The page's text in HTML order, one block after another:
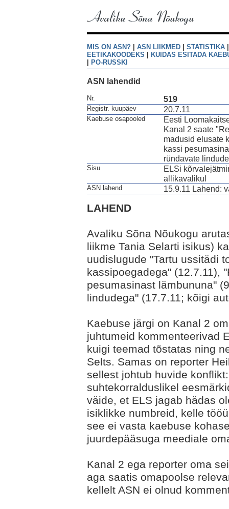
MIS ON ASN? ASN LIIKMED STATISTIKA
EETIKAKOODEKS
KUIDAS ESITADA
PO-RUSSKI
ASN lahendid
Nr. 519
Registr. kuupäev 20.7.11
Kaebuse osapooled
Eesti
Kanal 2 saate
madusid elusate
kassi
ründavate
Sisu
ELSi
allikavalikul
ASN lahend 15.9.11 Lahend:
LAHEND
Avaliku Sõna Nõukogu
liikme Tania Selarti isikus)
uudislugude "Tartu ussitädi
kassipoegadega" (12.7.11),
pesumasinast lämbununa"
lindudega" (17.7.11; kõigi
Kaebuse järgi on Kanal 2
juhtumeid kommenteerivad
kuigi teemad tõstatas ning
Selts. Samas on reporter
sellest johtub huvide
suhtekorralduslikel
väide, et ELS jagab hädas
isiklikke numbreid, kelle
see ei vasta kaebuse
juurdepääsuga meediale
Kanal 2 ega reporter oma
aga saatis omapoolse
kellelt ASN ei olnud